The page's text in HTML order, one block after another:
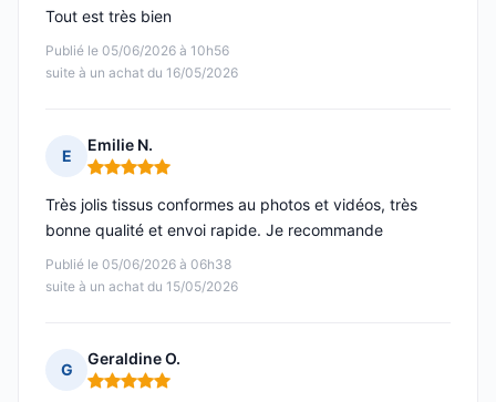
Publié le 05/06/2026 à 10h56
suite à un achat du 16/05/2026
Tout est très bien
E
Emilie N.
Note : 5 sur 5
Publié le 05/06/2026 à 06h38
suite à un achat du 15/05/2026
Très jolis tissus conformes au photos et vidéos, très
bonne qualité et envoi rapide. Je recommande
G
Geraldine O.
Note : 5 sur 5